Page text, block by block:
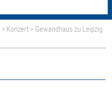
> Konzert > Gewandhaus zu Leipzig